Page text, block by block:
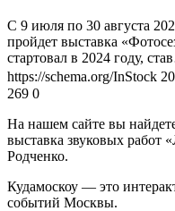
С 9 июля по 30 августа
пройдет выставка
стартовал в 2024 году,
https://schema.org/InStock
269 0
На нашем сайте вы
выставка звуковых
Родченко.
Кудамоскоу — это
событий Москвы.